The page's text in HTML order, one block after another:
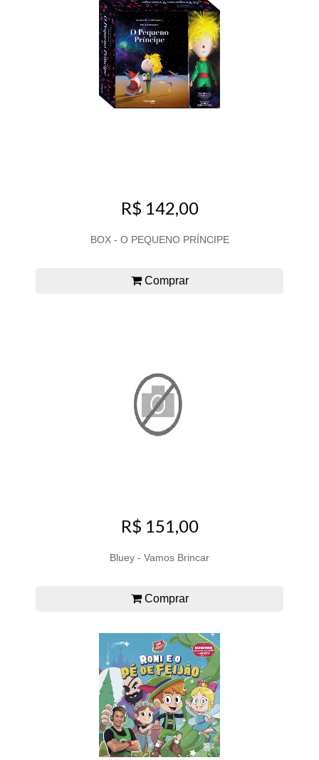
R$ 142,00
BOX - O PEQUENO PRÍNCIPE
Comprar
R$ 151,00
Bluey - Vamos Brincar
Comprar